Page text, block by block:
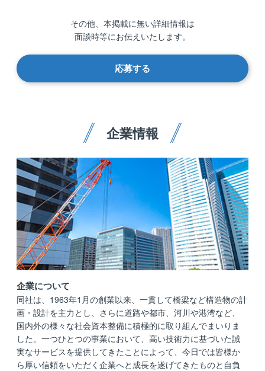
その他、本掲載に無い詳細情報は
面談時等にお伝えいたします。
応募する
企業情報
企業について
同社は、1963年1月の創業以来、一貫して橋梁など構造物の計
画・設計を主力とし、さらに道路や都市、河川や港湾など、
国内外の様々な社会資本整備に積極的に取り組んでまいりま
した。一つひとつの事業において、高い技術力に基づいた誠
実なサービスを提供してきたことによって、今日では皆様か
ら厚い信頼をいただく企業へと成長を遂げてきたものと自負